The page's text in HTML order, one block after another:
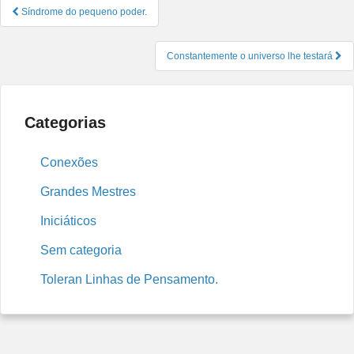
Navegação
de
Síndrome do pequeno poder.
Constantemente o universo lhe testará
Categorias
Conexões
Grandes Mestres
Iniciáticos
Sem categoria
Toleran Linhas de Pensamento.